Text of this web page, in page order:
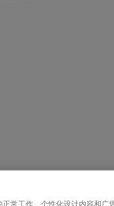
常工作、个性化设计内容和